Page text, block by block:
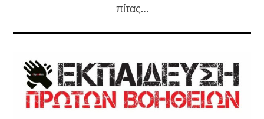
πίτας…